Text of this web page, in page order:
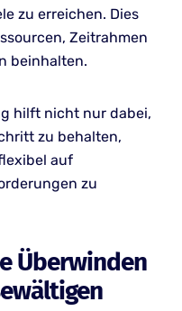
zu erreichen. Dies
Zeitrahmen
beinhalten.
hilft nicht nur dabei,
zu behalten,
auf
zu
Überwinden